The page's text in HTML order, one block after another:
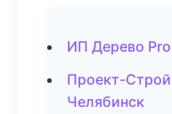
ИП Дерево
Проект-
Челябинск